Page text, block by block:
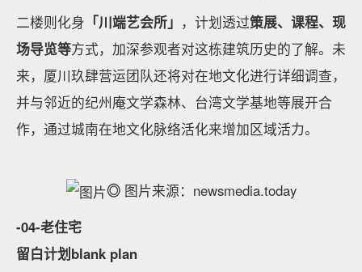
二楼则化身 「川端艺会所」 ，计划透过策展、课程、现
场导览等方式，加深参观者对这栋建筑历史的了解。未
来，厦川玖肆营运团队还将对在地文化进行详细调查，
并与邻近的纪州庵文学森林、台湾文学基地等展开合
作，通过城南在地文化脉络活化来增加区域活力。
◎ 图片来源：newsmedia.today
-04-老住宅
留白计划blank plan